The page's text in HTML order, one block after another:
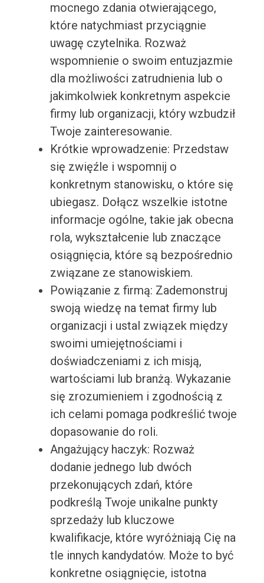
mocnego zdania otwierającego,
które natychmiast przyciągnie
uwagę czytelnika. Rozważ
wspomnienie o swoim entuzjazmie
dla możliwości zatrudnienia lub o
jakimkolwiek konkretnym aspekcie
firmy lub organizacji, który wzbudził
Twoje zainteresowanie.
Krótkie wprowadzenie: Przedstaw
się zwięźle i wspomnij o
konkretnym stanowisku, o które się
ubiegasz. Dołącz wszelkie istotne
informacje ogólne, takie jak obecna
rola, wykształcenie lub znaczące
osiągnięcia, które są bezpośrednio
związane ze stanowiskiem.
Powiązanie z firmą: Zademonstruj
swoją wiedzę na temat firmy lub
organizacji i ustal związek między
swoimi umiejętnościami i
doświadczeniami z ich misją,
wartościami lub branżą. Wykazanie
się zrozumieniem i zgodnością z
ich celami pomaga podkreślić twoje
dopasowanie do roli.
Angażujący haczyk: Rozważ
dodanie jednego lub dwóch
przekonujących zdań, które
podkreślą Twoje unikalne punkty
sprzedaży lub kluczowe
kwalifikacje, które wyróżniają Cię na
tle innych kandydatów. Może to być
konkretne osiągnięcie, istotna